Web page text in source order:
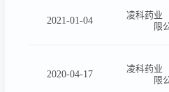
2021-01-04
凌科药业
限
2020-04-17
凌科药业
限